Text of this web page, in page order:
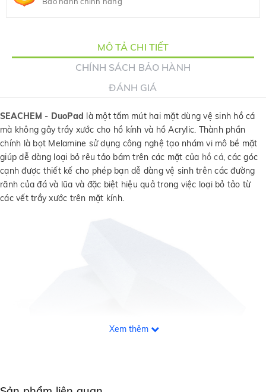
MÔ TẢ CHI TIẾT
CHÍNH SÁCH BẢO HÀNH
ĐÁNH GIÁ
SEACHEM - DuoPad
là một tấm mút hai mặt dùng vệ sinh hồ cá
mà không gây trầy xước cho hồ kính và hồ Acrylic. Thành phần
chính là bọt Melamine sử dụng công nghệ tạo nhám vi mô bề mặt
giúp dễ dàng loại bỏ rêu tảo bám trên các mặt của hồ cá, các góc
cạnh được thiết kế cho phép bạn dễ dàng vệ sinh trên các đường
rãnh của đá và lũa và đặc biệt hiệu quả trong việc loại bỏ tảo từ
các vết trầy xước trên mặt kính.
Xem thêm